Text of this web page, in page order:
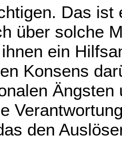
Das ist
über solche
ein
Konsens
den